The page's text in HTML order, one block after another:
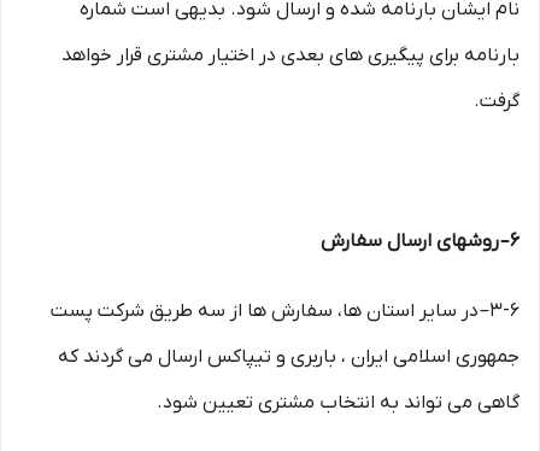
نام ایشان بارنامه شده و ارسال شود. بدیهی است شماره
بارنامه برای پیگیری های بعدی در اختیار مشتری قرار خواهد
گرفت.
۶– روشهای ارسال سفارش
۳-۶– در سایر استان ها، سفارش ها از سه طریق شرکت پست
جمهوری اسلامی ایران ، باربری و تیپاکس ارسال می گردند که
گاهی می تواند به انتخاب مشتری تعیین شود.